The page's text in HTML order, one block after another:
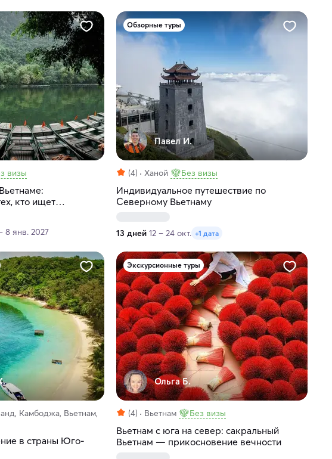
визы
кто ищет
8 янв. 2027
Обзорные туры
Павел И.
(4) Ханой Без визы
Индивидуальное путешествие по
Северному Вьетнаму
13 дней 12 – 24 окт. +1 дата
Камбоджа, Вьетнам,
в страны Юго-
Экскурсионные туры
Ольга Б.
(4) Вьетнам Без визы
Вьетнам с юга на север: сакральный
Вьетнам — прикосновение вечности